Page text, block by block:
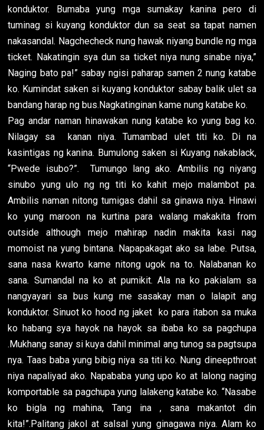
konduktor. Bumaba yung mga sumakay kanina pero di
tuminag si kuyang konduktor dun sa seat sa tapat namen
nakasandal. Nagchecheck nung hawak niyang bundle ng mga
ticket. Nakatingin sya dun sa ticket niya nung sinabe niya,”
Naging bato pa!” sabay ngisi paharap samen 2 nung katabe
ko. Kumindat saken si kuyang konduktor sabay balik ulet sa
bandang harap ng bus.Nagkatinginan kame nung katabe ko.
Pag andar naman hinawakan nung katabe ko yung bag ko.
Nilagay sa kanan niya. Tumambad ulet titi ko. Di na
kasintigas ng kanina. Bumulong saken si Kuyang nakablack,
“Pwede isubo?”. Tumungo lang ako. Ambilis ng niyang
sinubo yung ulo ng ng titi ko kahit mejo malambot pa.
Ambilis naman nitong tumigas dahil sa ginawa niya. Hinawi
ko yung maroon na kurtina para walang makakita from
outside although mejo mahirap nadin makita kasi nag
momoist na yung bintana. Napapakagat ako sa labe. Putsa,
sana nasa kwarto kame nitong ugok na to. Nalabanan ko
sana. Sumandal na ko at pumikit. Ala na ko pakialam sa
nangyayari sa bus kung me sasakay man o lalapit ang
konduktor. Sinuot ko hood ng jaket ko para itabon sa muka
ko habang sya hayok na hayok sa ibaba ko sa pagchupa
.Mukhang sanay si kuya dahil minimal ang tunog sa pagtsupa
nya. Taas baba yung bibig niya sa titi ko. Nung dineepthroat
niya napaliyad ako. Napababa yung upo ko at lalong naging
komportable sa pagchupa yung lalakeng katabe ko. “Nasabe
ko bigla ng mahina, Tang ina , sana makantot din
kita!”.Palitang jakol at salsal yung ginagawa niya. Alam ko